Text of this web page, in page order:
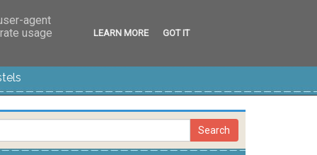
agent
usage
LEARN MORE GOT IT